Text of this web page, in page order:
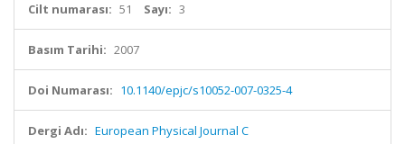
Cilt numarası: 51 Sayı: 3
Basım Tarihi: 2007
Doi Numarası: 10.1140/epjc/s10052-007-0325-4
Dergi Adı: European Physical Journal C